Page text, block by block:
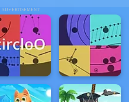
ADVERTISEMENT